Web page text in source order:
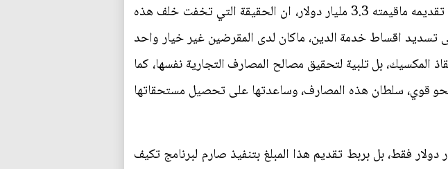
المكسيك، وانه هو نفسه، على اتم الاستعداد "لمساعدة" المكسيك من خلال تقديمه ماقيمته 3.3 مليار دولار، ان الحقيقة التي تخفت خلف هذه
تسديد اقساط خدمة الدين، ماكان لدى المقرضين غير خيار واحد
بل تلبية لتحقيق مصالح المصارف التجارية نفسها، كما
قوي، سلطان هذه المصارف، وساعدتها على تحصيل مستحقاتها
من ناحيته قد اعد العدة ليس لتقديم قرض بمقدار 3.3 مليار دولار فقط، بل بربط تقديم هذا المبلغ بتنفيذ صارم لبرنامج تكيف